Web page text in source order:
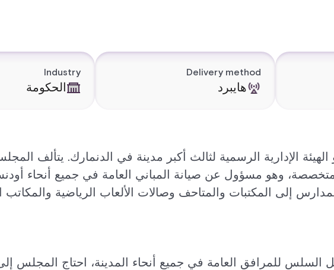
Delivery method
هايبرد
Industry
الحكومة
وهو مسؤول عن صيانة المباني العامة في جميع أنحاء
إلى المكتبات والمتاحف وصالات الألعاب الرياضية والمكاتب
السلس للمرافق العامة في جميع أنحاء المدينة، احتاج المجلس